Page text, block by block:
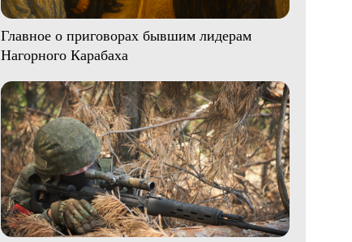
Главное о приговорах бывшим лидерам
Нагорного Карабаха